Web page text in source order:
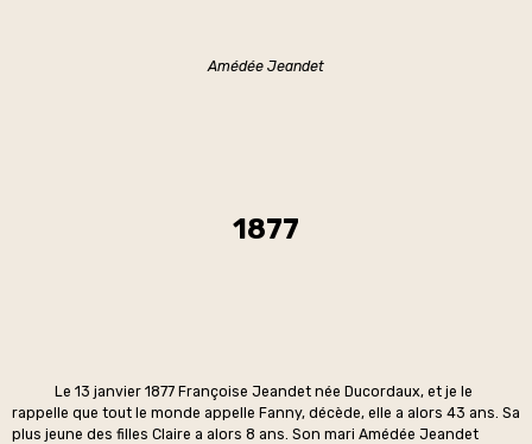
Amédée Jeandet
1877
Le 13 janvier 1877 Françoise Jeandet née Ducordaux, et je le
rappelle que tout le monde appelle Fanny, décède, elle a alors 43 ans. Sa
plus jeune des filles Claire a alors 8 ans. Son mari Amédée Jeandet